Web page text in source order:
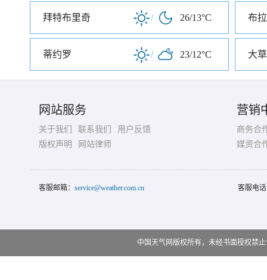
拜特布里奇 / 26/13°C 布
蒂约罗 / 23/12°C 大
网站服务
关于我们 联系我们
用户反馈
版权声明
网站律师
营销
商务合
媒资合
客服邮箱： service@weather.com.cn 客服电
中国天气网版权所有，未经书面授权